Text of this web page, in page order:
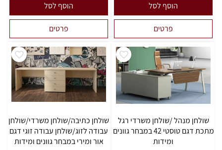
הוסף לסל
פרטים
הוסף לסל
פרטים
שולחן מנהל /שולחן משרדי רגל
מתכת דגם טוסטי 42 במבחר גוונים
ומידות
שולחן כתיבה/שולחן משרדי/שולחן
עבודה לזוג/שולחן עבודה זוגי דגם
אור ומירי במבחר גוונים ומידות